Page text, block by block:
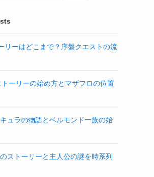
リーはどこまで？序盤クエストの流
ーリーの始め方とマザフロの位置
ュラの物語とベルモンド一族の始
ストーリーと主人公の謎を時系列